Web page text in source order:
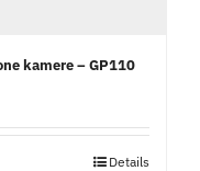
kamere – GP110
Details